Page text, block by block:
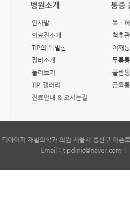
병원소개
인사말
의료진소개
TIP의 특별함
장비소개
둘러보기
TIP 갤러리
진료안내 & 오시는길
통증
목 ·
척추
어깨
무릎
골반
근육통
티아이피 재활의학과 의원 서울시 용산구 이
Email : tipclinic@naver.com